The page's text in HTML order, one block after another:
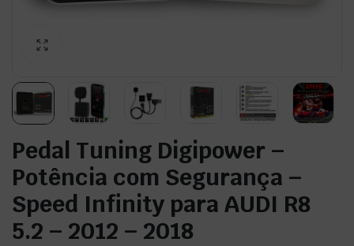
Pedal Tuning Digipower –
Potência com Segurança –
Speed Infinity para AUDI R8
5.2 – 2012 – 2018